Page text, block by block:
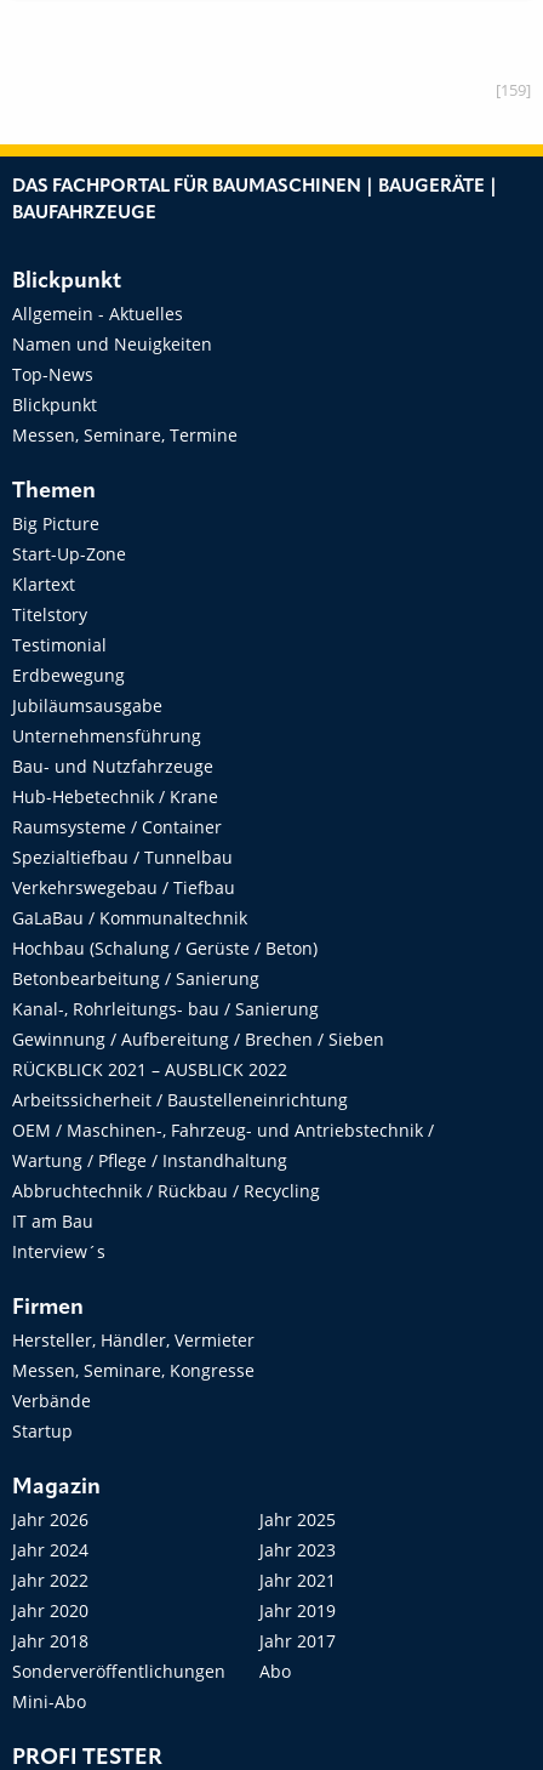
[159]
DAS FACHPORTAL FÜR BAUMASCHINEN | BAUGERÄTE |
BAUFAHRZEUGE
Blickpunkt
Allgemein - Aktuelles
Namen und Neuigkeiten
Top-News
Blickpunkt
Messen, Seminare, Termine
Themen
Big Picture
Start-Up-Zone
Klartext
Titelstory
Testimonial
Erdbewegung
Jubiläumsausgabe
Unternehmensführung
Bau- und Nutzfahrzeuge
Hub-Hebetechnik / Krane
Raumsysteme / Container
Spezialtiefbau / Tunnelbau
Verkehrswegebau / Tiefbau
GaLaBau / Kommunaltechnik
Hochbau (Schalung / Gerüste / Beton)
Betonbearbeitung / Sanierung
Kanal-, Rohrleitungs- bau / Sanierung
Gewinnung / Aufbereitung / Brechen / Sieben
RÜCKBLICK 2021 – AUSBLICK 2022
Arbeitssicherheit / Baustelleneinrichtung
OEM / Maschinen-, Fahrzeug- und Antriebstechnik /
Wartung / Pflege / Instandhaltung
Abbruchtechnik / Rückbau / Recycling
IT am Bau
Interview´s
Firmen
Hersteller, Händler, Vermieter
Messen, Seminare, Kongresse
Verbände
Startup
Magazin
Jahr 2026
Jahr 2025
Jahr 2024
Jahr 2023
Jahr 2022
Jahr 2021
Jahr 2020
Jahr 2019
Jahr 2018
Jahr 2017
Sonderveröffentlichungen
Abo
Mini-Abo
PROFI TESTER